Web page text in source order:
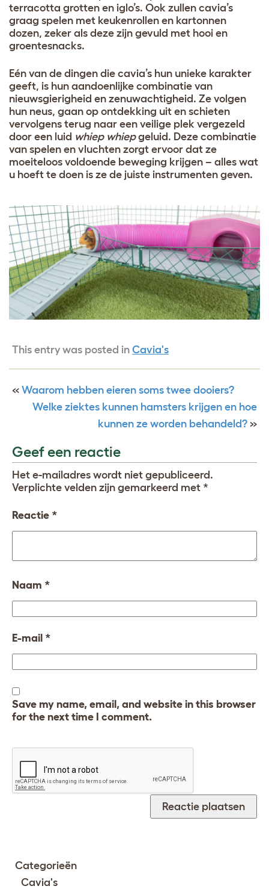
terracotta grotten en iglo’s. Ook zullen cavia’s
graag spelen met keukenrollen en kartonnen
dozen, zeker als deze zijn gevuld met hooi en
groentesnacks.
Eén van de dingen die cavia’s hun unieke karakter
geeft, is hun aandoenlijke combinatie van
nieuwsgierigheid en zenuwachtigheid. Ze volgen
hun neus, gaan op ontdekking uit en schieten
vervolgens terug naar een veilige plek vergezeld
door een luid whiep whiepgeluid. Deze combinatie
van spelen en vluchten zorgt ervoor dat ze
moeiteloos voldoende beweging krijgen – alles wat
u hoeft te doen is ze de juiste instrumenten geven.
This entry was posted in Cavia's
« Waarom hebben eieren soms twee dooiers?
Welke ziektes kunnen hamsters krijgen en hoe
kunnen ze worden behandeld? »
Geef een reactie
Het e-mailadres wordt niet gepubliceerd.
Verplichte velden zijn gemarkeerd met *
Reactie *
Naam *
E-mail *
Save my name, email, and website in this browser
for the next time I comment.
Categorieën
Cavia's